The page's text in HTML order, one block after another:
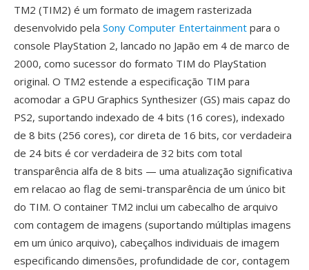
TM2 (TIM2) é um formato de imagem rasterizada
desenvolvido pela Sony Computer Entertainment para o
console PlayStation 2, lancado no Japão em 4 de marco de
2000, como sucessor do formato TIM do PlayStation
original. O TM2 estende a especificação TIM para
acomodar a GPU Graphics Synthesizer (GS) mais capaz do
PS2, suportando indexado de 4 bits (16 cores), indexado
de 8 bits (256 cores), cor direta de 16 bits, cor verdadeira
de 24 bits é cor verdadeira de 32 bits com total
transparência alfa de 8 bits — uma atualização significativa
em relacao ao flag de semi-transparência de um único bit
do TIM. O container TM2 inclui um cabecalho de arquivo
com contagem de imagens (suportando múltiplas imagens
em um único arquivo), cabeçalhos individuais de imagem
especificando dimensões, profundidade de cor, contagem